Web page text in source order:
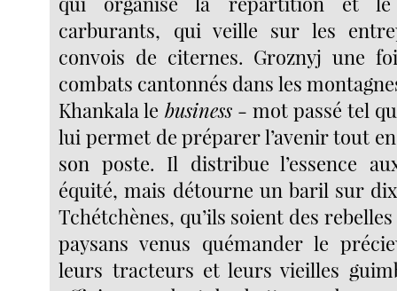
carburants, qui veille sur les
convois de citernes. Groznyj une
combats cantonnés dans les
Khankala lebusiness- mot passé tel
lui permet de préparer l’avenir tout
son poste. Il distribue l’essence
équité, mais détourne un baril sur
Tchétchènes, qu’ils soient des
paysans venus quémander le
leurs tracteurs et leurs vieilles